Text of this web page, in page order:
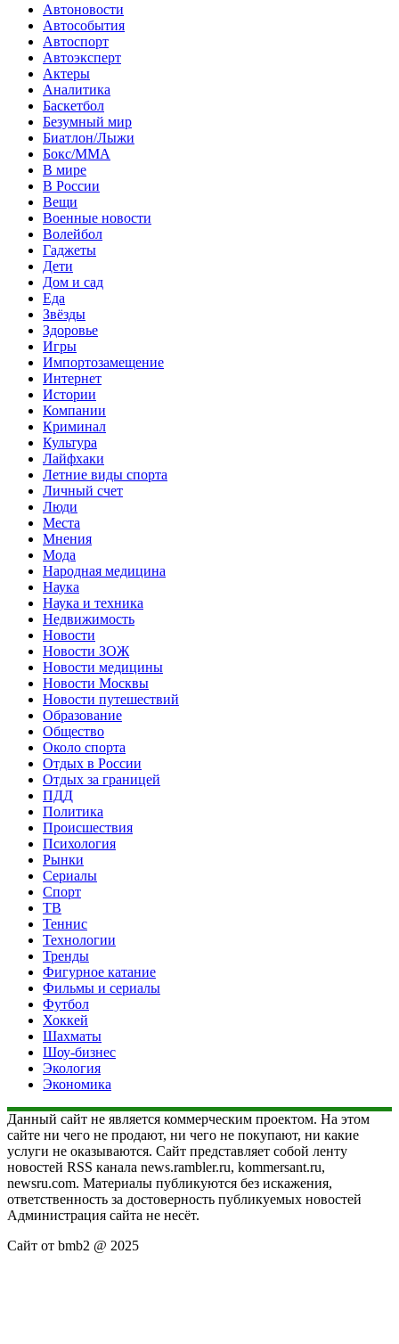
Автоновости
Автособытия
Автоспорт
Автоэксперт
Актеры
Аналитика
Баскетбол
Безумный мир
Биатлон/Лыжи
Бокс/MMA
В мире
В России
Вещи
Военные новости
Волейбол
Гаджеты
Дети
Дом и сад
Еда
Звёзды
Здоровье
Игры
Импортозамещение
Интернет
Истории
Компании
Криминал
Культура
Лайфхаки
Летние виды спорта
Личный счет
Люди
Места
Мнения
Мода
Народная медицина
Наука
Наука и техника
Недвижимость
Новости
Новости ЗОЖ
Новости медицины
Новости Москвы
Новости путешествий
Образование
Общество
Около спорта
Отдых в России
Отдых за границей
ПДД
Политика
Происшествия
Психология
Рынки
Сериалы
Спорт
ТВ
Теннис
Технологии
Тренды
Фигурное катание
Фильмы и сериалы
Футбол
Хоккей
Шахматы
Шоу-бизнес
Экология
Экономика
Данный сайт не является коммерческим проектом. На этом
сайте ни чего не продают, ни чего не покупают, ни какие
услуги не оказываются. Сайт представляет собой ленту
новостей RSS канала news.rambler.ru, kommersant.ru,
newsru.com. Материалы публикуются без искажения,
ответственность за достоверность публикуемых новостей
Администрация сайта не несёт.
Сайт от bmb2 @ 2025